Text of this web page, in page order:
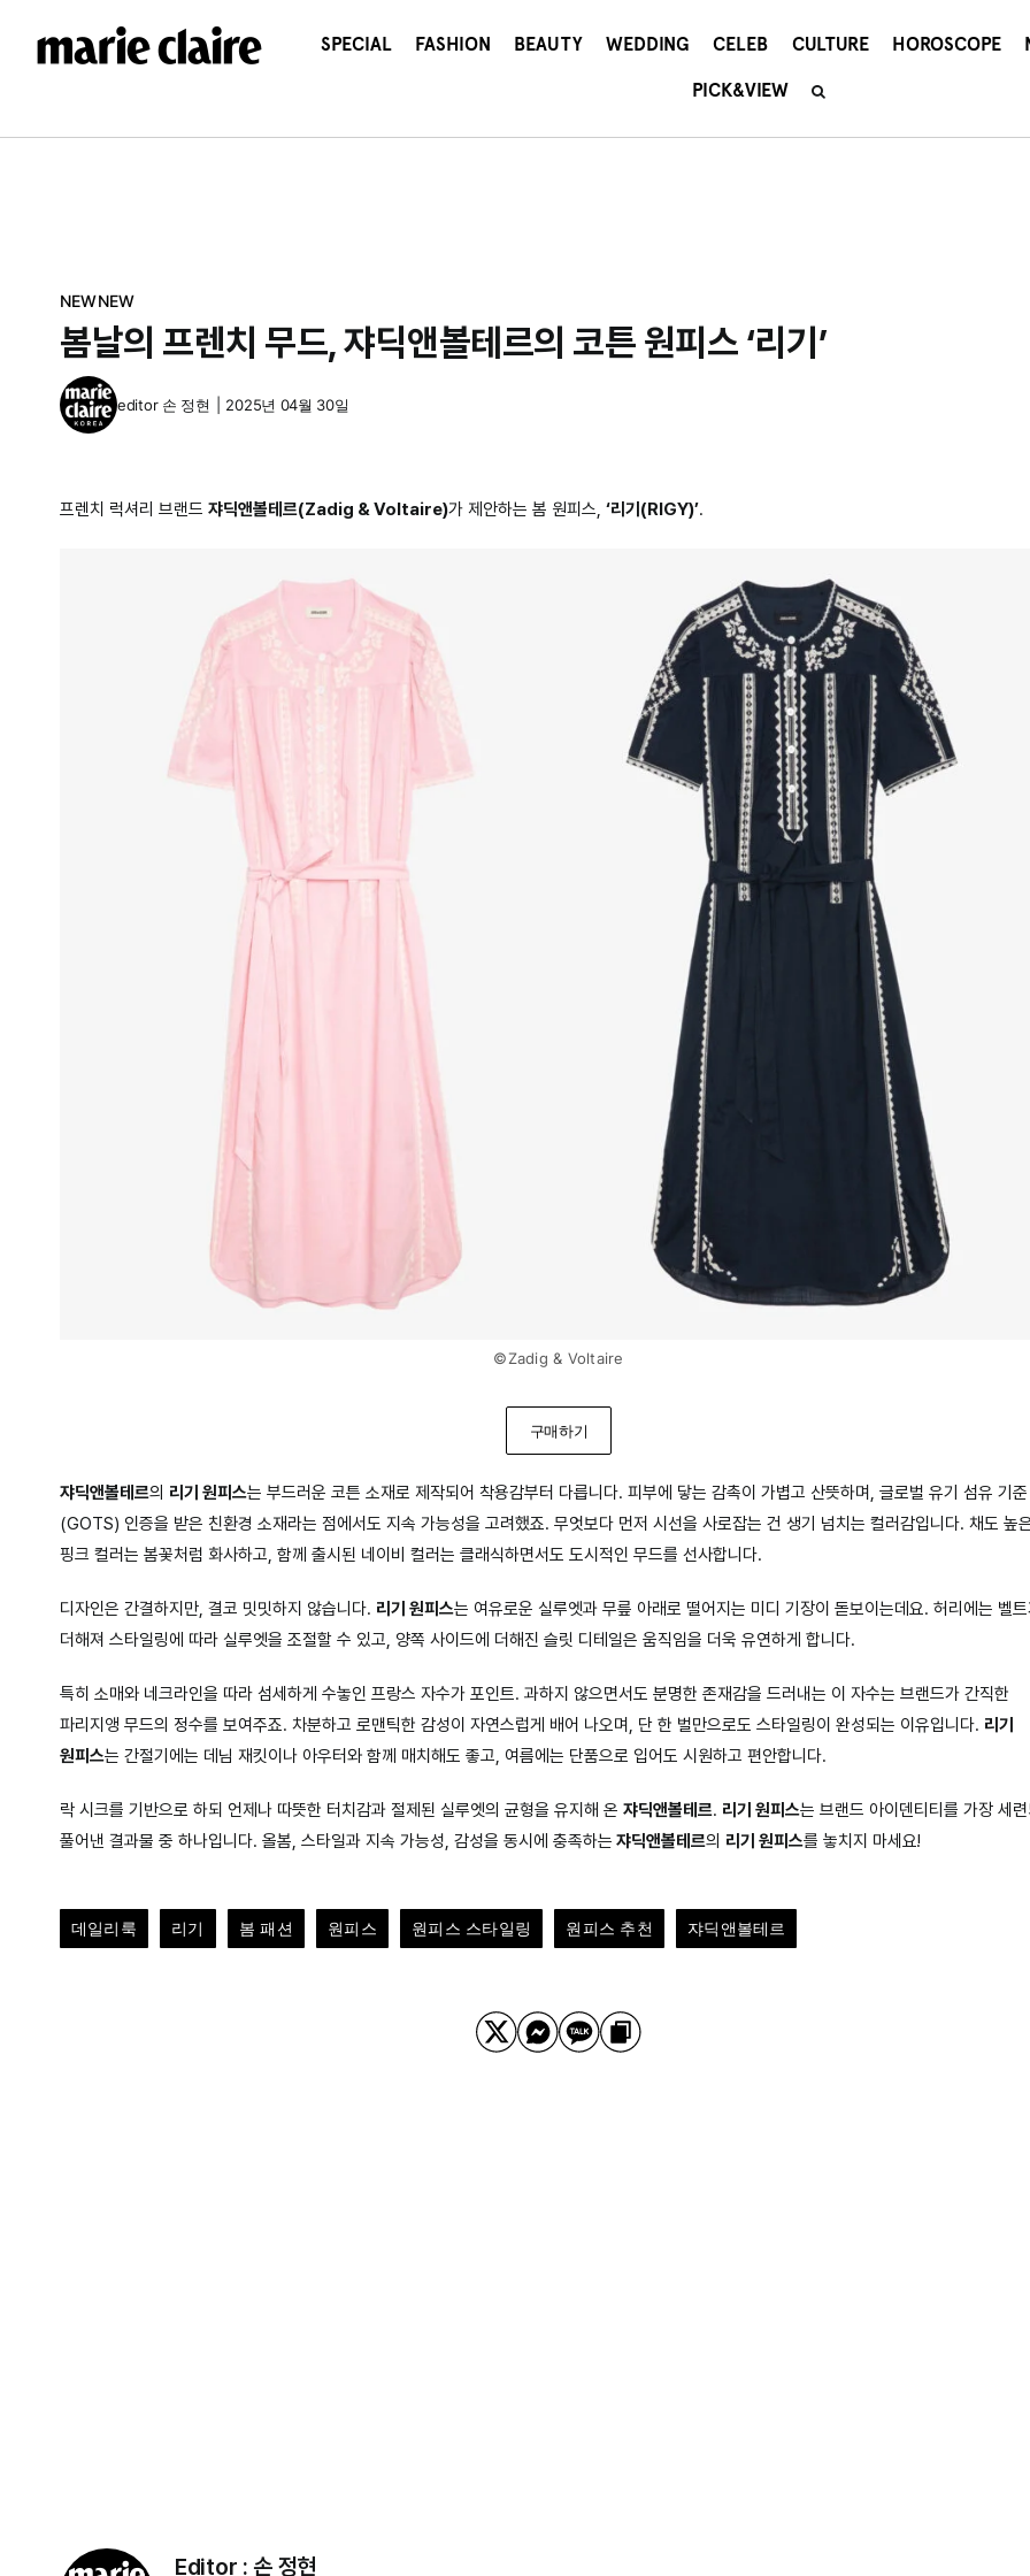
건
SPECIAL FASHION BEAUTY WEDDING CELEB CULTURE HOROSCOPE
PICK&VIEW
NEWNEW
봄날의 프렌치 무드, 쟈딕앤볼테르의 코튼 원피스 ‘리기’
editor 손 정현 2025년 04월 30일
프렌치 럭셔리 브랜드 쟈딕앤볼테르(Zadig & Voltaire)가 제안하는 봄 원피스, ‘리기(RIGY)’.
©Zadig & Voltaire
구매하기
쟈딕앤볼테르의 리기 원피스는 부드러운 코튼 소재로 제작되어 착용감부터 다릅니다. 피부에 닿는 감촉이 가볍고 산뜻하며, 글로벌 유기 섬유 기준
(GOTS) 인증을 받은 친환경 소재라는 점에서도 지속 가능성을 고려했죠. 무엇보다 먼저 시선을 사로잡는 건 생기 넘치는 컬러감입니다. 채도 높
핑크 컬러는 봄꽃처럼 화사하고, 함께 출시된 네이비 컬러는 클래식하면서도 도시적인 무드를 선사합니다.
디자인은 간결하지만, 결코 밋밋하지 않습니다. 리기 원피스는 여유로운 실루엣과 무릎 아래로 떨어지는 미디 기장이 돋보이는데요. 허리에는 벨
더해져 스타일링에 따라 실루엣을 조절할 수 있고, 양쪽 사이드에 더해진 슬릿 디테일은 움직임을 더욱 유연하게 합니다.
특히 소매와 네크라인을 따라 섬세하게 수놓인 프랑스 자수가 포인트. 과하지 않으면서도 분명한 존재감을 드러내는 이 자수는 브랜드가 간직한
파리지앵 무드의 정수를 보여주죠. 차분하고 로맨틱한 감성이 자연스럽게 배어 나오며, 단 한 벌만으로도 스타일링이 완성되는 이유입니다. 리기
원피스는 간절기에는 데님 재킷이나 아우터와 함께 매치해도 좋고, 여름에는 단품으로 입어도 시원하고 편안합니다.
락 시크를 기반으로 하되 언제나 따뜻한 터치감과 절제된 실루엣의 균형을 유지해 온 쟈딕앤볼테르. 리기 원피스는 브랜드 아이덴티티를 가장 세련
풀어낸 결과물 중 하나입니다. 올봄, 스타일과 지속 가능성, 감성을 동시에 충족하는 쟈딕앤볼테르의 리기 원피스를 놓치지 마세요!
데일리룩 리기 봄 패션 원피스 원피스 스타일링 원피스 추천 쟈딕앤볼테르
Editor : 손 정현